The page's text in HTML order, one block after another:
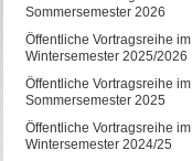
Sommersemester 2026
Öffentliche Vortragsreihe im
Wintersemester 2025/2026
Öffentliche Vortragsreihe im
Sommersemester 2025
Öffentliche Vortragsreihe im
Wintersemester 2024/25